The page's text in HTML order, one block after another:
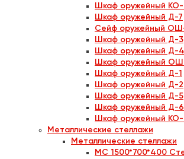
Шкаф оружейный КО-
Шкаф оружейный Д-7
Сейф оружейный
Шкаф оружейный Д-3
Шкаф оружейный Д-4
Шкаф оружейный
Шкаф оружейный Д-1
Шкаф оружейный Д-2
Шкаф оружейный Д-5
Шкаф оружейный Д-6
Шкаф оружейный КО-
Металлические стеллажи
Металлические стеллажи
МC 1500*700*400